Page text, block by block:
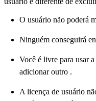
O usuário não poderá
Ninguém conseguirá
Você é livre para usar
adicionar outro .
A licença de usuário